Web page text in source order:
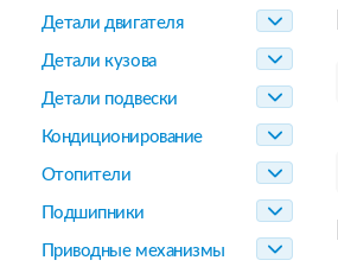
Детали двигателя
Детали кузова
Детали подвески
Кондиционирование
Отопители
Подшипники
Приводные механизмы